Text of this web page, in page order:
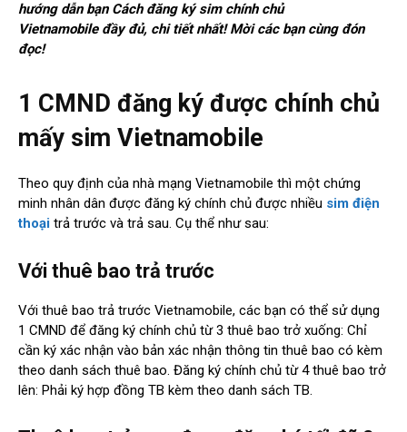
hướng dẫn bạn Cách đăng ký sim chính chủ
Vietnamobileđầy đủ, chi tiết nhất! Mời các bạn cùng đón
đọc!
1 CMND đăng ký được chính chủ
mấy sim Vietnamobile
Theo quy định của nhà mạng Vietnamobile thì một chứng
minh nhân dân được đăng ký chính chủ được nhiều sim điện
thoại trả trước và trả sau. Cụ thể như sau:
Với thuê bao trả trước
Với thuê bao trả trước Vietnamobile, các bạn có thể sử dụng
1 CMND để đăng ký chính chủ từ 3 thuê bao trở xuống: Chỉ
cần ký xác nhận vào bản xác nhận thông tin thuê bao có kèm
theo danh sách thuê bao. Đăng ký chính chủ từ 4 thuê bao trở
lên: Phải ký hợp đồng TB kèm theo danh sách TB.